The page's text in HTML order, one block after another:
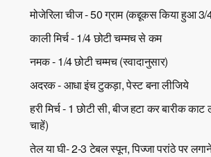
मोजेरिला चीज - 50 ग्राम (कद्दूकस किया हुआ
काली मिर्च - 1/4 छोटी चम्मच से कम
नमक - 1/4 छोटी चम्मच (स्वादानुसार)
अदरक - आधा इंच टुकड़ा, पेस्ट बना लीजिये
हरी मिर्च - 1 छोटी सी, बीज हटा कर बारीक
चाहें)
तेल या घी- 2-3 टेबल स्पून, पिज्जा परांठे पर